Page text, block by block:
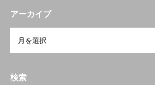
アーカイブ
検索